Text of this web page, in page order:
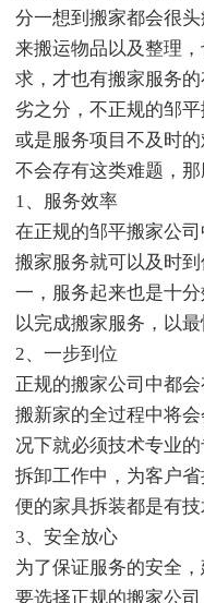
分一想到搬家都会很
来搬运物品以及整理
求，才也有搬家服务
劣之分，不正规的邹
或是服务项目不及时
不会存有这类难题，那
1、服务效率
在正规的邹平搬家公
搬家服务就可以及时
一，服务起来也是十
以完成搬家服务，以
2、一步到位
正规的搬家公司中都
搬新家的全过程中将
况下就必须技术专业
拆卸工作中，为客户
便的家具拆装都是有技
3、安全放心
为了保证服务的安全
要选择正规的搬家公